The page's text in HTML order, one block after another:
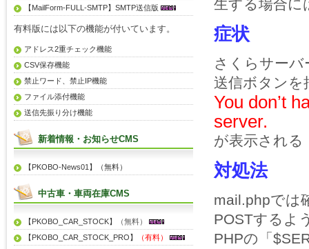
生する場合に
症状
さくらサー
送信ボタン
You don’t
server.
が表示される
対処法
mail.phpでは
POSTするよ
PHPの「
【MailForm-FULL-SMTP】SMTP送信版
有料版には以下の機能が付いています。
アドレス2重チェック機能
CSV保存機能
禁止ワード、禁止IP機能
ファイル添付機能
送信先振り分け機能
新着情報・お知らせCMS
【PKOBO-News01】（無料）
中古車・車両在庫CMS
【PKOBO_CAR_STOCK】
（無料）
【PKOBO_CAR_STOCK_PRO】
（有料）